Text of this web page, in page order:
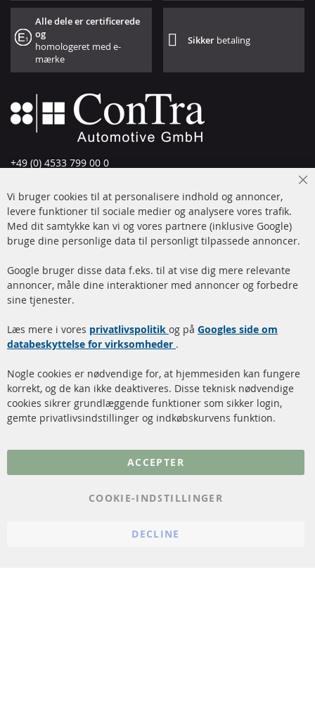
Alle dele er certificerede
og
homologeret med e-
mærke
Sikker betaling
+49 (0) 4533 799 00 0
info@contra-automotive.de
www.contra-automotive.de
Facebook
Instagram
Hurtige links
Dieselpartikelfilter (DPF)
rengøring
Katalysator (KAT)
Sensorer
FAQ
Kundeservice
Betalingsmetoder
Kontakt
Vi bruger cookies til at personalisere indhold og annoncer,
levere funktioner til sociale medier og analysere vores trafik.
Med dit samtykke kan vi og vores partnere (inklusive Google)
bruge dine personlige data til personligt tilpassede annoncer.
Google bruger disse data f.eks. til at vise dig mere relevante
annoncer, måle dine interaktioner med annoncer og forbedre
sine tjenester.
Læs mere i vores privatlivspolitik og på Googles side om
databeskyttelse for virksomheder .
Nogle cookies er nødvendige for, at hjemmesiden kan fungere
korrekt, og de kan ikke deaktiveres. Disse teknisk nødvendige
cookies sikrer grundlæggende funktioner som sikker login,
gemte privatlivsindstillinger og indkøbskurvens funktion.
ACCEPTER
COOKIE-INDSTILLINGER
DECLINE